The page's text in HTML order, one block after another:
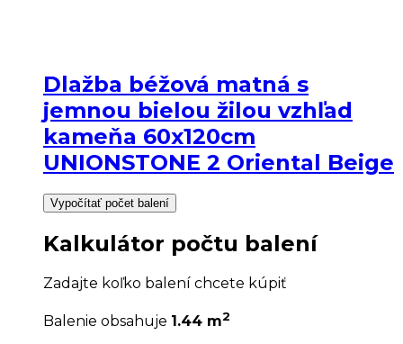
Dlažba béžová matná s
jemnou bielou žilou vzhľad
kameňa 60x120cm
UNIONSTONE 2 Oriental Beige
Vypočítať počet balení
Kalkulátor počtu balení
Zadajte koľko balení chcete kúpiť
Balenie obsahuje 1.44 m2